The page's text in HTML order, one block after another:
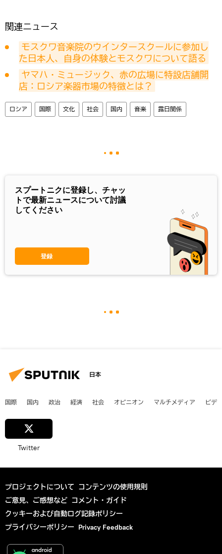
関連ニュース
モスクワ音楽院のウインタースクールに参加し
た日本人、自身の体験とモスクワについて語る
ヤマハ・ミュージック、赤の広場に特設店舗開
店：ロシア楽器市場の特徴とは？
ロシア 国際 文化 社会 国内 音楽 露日関係
スプートニクに登録し、チャッ
トで最新ニュースについて討議
してください
登録
日本
国際 国内 政治 経済 社会 オピニオン マルチメディア ビデ
Twitter
プロジェクトについて コンテンツの使用規則
ご意見、ご感想など コメント・ガイド
クッキーおよび自動ログ記録ポリシー
プライバシーポリシー Privacy Feedback